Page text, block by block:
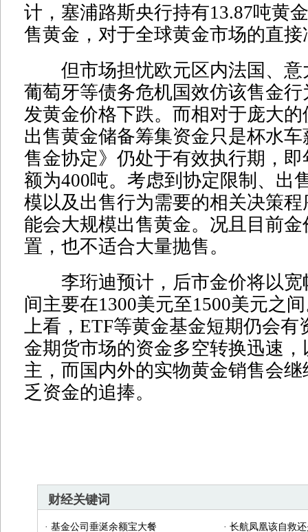
计，塞浦路斯央行持有13.87吨黄
售黄金，对于全球黄金市场的直
但市场担忧欧元区内法国、意
葡萄牙等债务危机国效仿该售金
发黄金价格下跌。而相对于庞大
出售黄金储备筹集资金只是杯水
售金协定》仍处于有效执行期，
额为400吨。考虑到协定限制、出
模以及出售行为需要的相关决策
能会大规模出售黄金。况且目前
置，也不适合大量抛售。
李珩迪预计，后市金价将以宽
间主要在1300美元至1500美元之
上看，ETF等黄金基金短期仍会有
金期货市场的资金多空转换迅速
主，而国内外的实物黄金销售会
乏资金的追捧。
财经关键词
· 基金公司垂涎余额宝大餐 · 长航凤凰该自救